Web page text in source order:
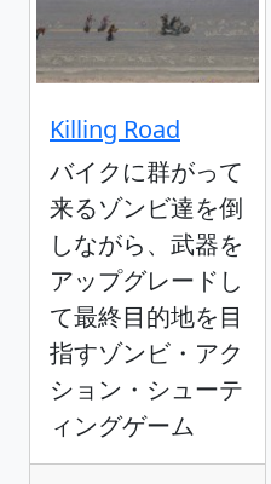
Killing Road
バイクに群がって
来るゾンビ達を倒
しながら、武器を
アップグレードし
て最終目的地を目
指すゾンビ・アク
ション・シューテ
ィングゲーム